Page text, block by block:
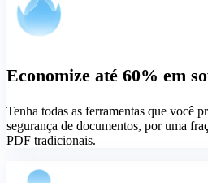
Economize até 60% em
Tenha todas as ferramentas que você
segurança de documentos, por uma
PDF tradicionais.